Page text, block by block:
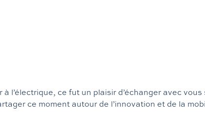
ce fut un plaisir d’échanger avec vous
ce moment autour de l’innovation et de la